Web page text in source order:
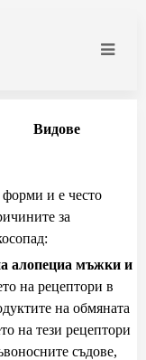
Видове
форми и е често
за
алопециа мъжки и
на рецептори в
на обмяната
на тези рецептори
съдове,